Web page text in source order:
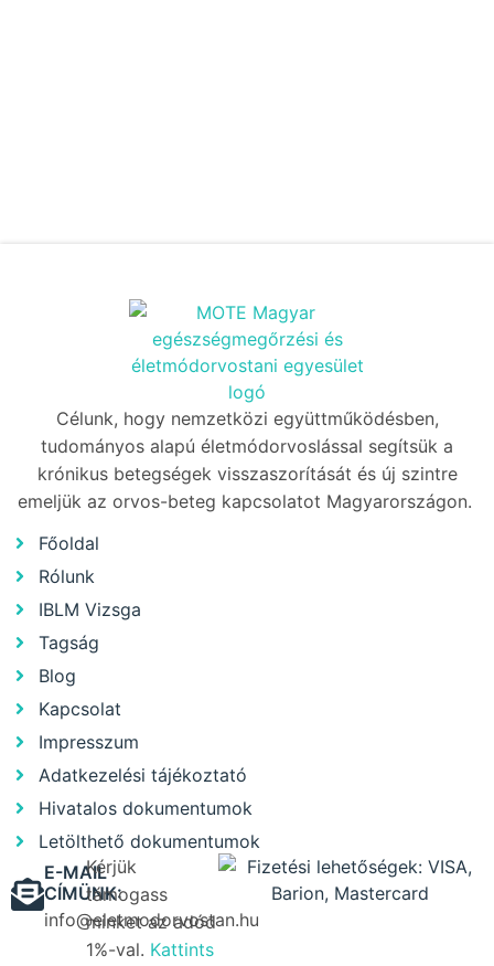
Célunk, hogy nemzetközi együttműködésben,
tudományos alapú életmódorvoslással segítsük a
krónikus betegségek visszaszorítását és új szintre
emeljük az orvos-beteg kapcsolatot Magyarországon.
Főoldal
Rólunk
IBLM Vizsga
Tagság
Blog
Kapcsolat
Impresszum
Adatkezelési tájékoztató
Hivatalos dokumentumok
Letölthető dokumentumok
E-MAIL
CÍMÜNK:
info@eletmodorvostan.hu
Kérjük
támogass
minket az adód
1%-val. Kattints